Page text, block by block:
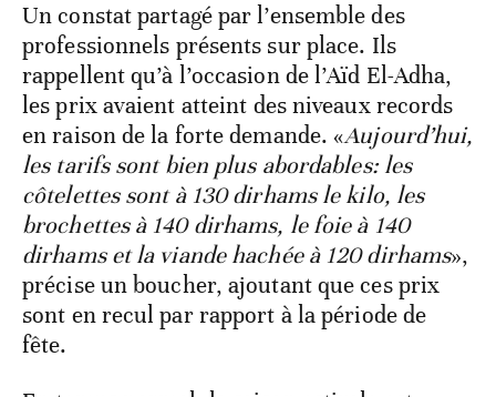
Un constat partagé par l’ensemble des
professionnels présents sur place. Ils
rappellent qu’à l’occasion de l’Aïd El-Adha,
les prix avaient atteint des niveaux records
en raison de la forte demande. «Aujourd’hui,
les tarifs sont bien plus abordables: les
côtelettes sont à 130 dirhams le kilo, les
brochettes à 140 dirhams, le foie à 140
dirhams et la viande hachée à 120 dirhams»,
précise un boucher, ajoutant que ces prix
sont en recul par rapport à la période de
fête.